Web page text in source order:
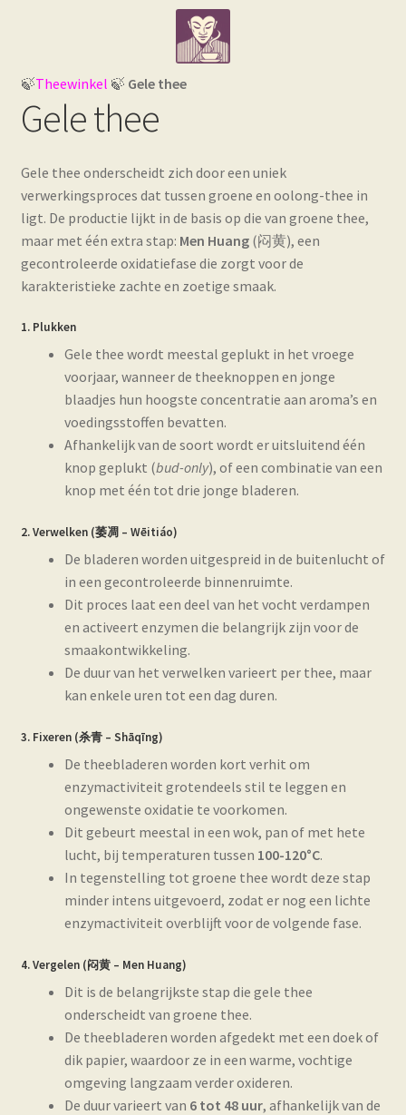
navigatie
inhoud
Theegerelateerde artikelen
Informatie
🍃Theewinkel 🍃 Gele thee
Gele thee
Gele thee onderscheidt zich door een uniek
verwerkingsproces dat tussen groene en oolong-thee in
ligt. De productie lijkt in de basis op die van groene thee,
maar met één extra stap: Men Huang(闷黄), een
gecontroleerde oxidatiefase die zorgt voor de
karakteristieke zachte en zoetige smaak.
1. Plukken
Gele thee wordt meestal geplukt in het vroege
voorjaar, wanneer de theeknoppen en jonge
blaadjes hun hoogste concentratie aan aroma’s en
voedingsstoffen bevatten.
Afhankelijk van de soort wordt er uitsluitend één
knop geplukt (bud-only), of een combinatie van een
knop met één tot drie jonge bladeren.
2. Verwelken (萎凋 – Wēitiáo)
De bladeren worden uitgespreid in de buitenlucht of
in een gecontroleerde binnenruimte.
Dit proces laat een deel van het vocht verdampen
en activeert enzymen die belangrijk zijn voor de
smaakontwikkeling.
De duur van het verwelken varieert per thee, maar
kan enkele uren tot een dag duren.
3. Fixeren (杀青 – Shāqīng)
De theebladeren worden kort verhit om
enzymactiviteit grotendeels stil te leggen en
ongewenste oxidatie te voorkomen.
Dit gebeurt meestal in een wok, pan of met hete
lucht, bij temperaturen tussen 100-120°C.
In tegenstelling tot groene thee wordt deze stap
minder intens uitgevoerd, zodat er nog een lichte
enzymactiviteit overblijft voor de volgende fase.
4. Vergelen (闷黄 – Men Huang)
Dit is de belangrijkste stap die gele thee
onderscheidt van groene thee.
De theebladeren worden afgedekt met een doek of
dik papier, waardoor ze in een warme, vochtige
omgeving langzaam verder oxideren.
De duur varieert van 6 tot 48 uur, afhankelijk van de